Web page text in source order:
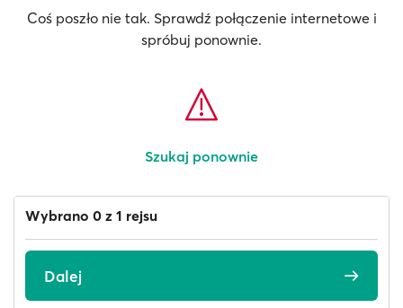
Coś poszło nie tak. Sprawdź połączenie internetowe i
spróbuj ponownie.
Szukaj ponownie
Wybrano 0 z 1 rejsu
Dalej